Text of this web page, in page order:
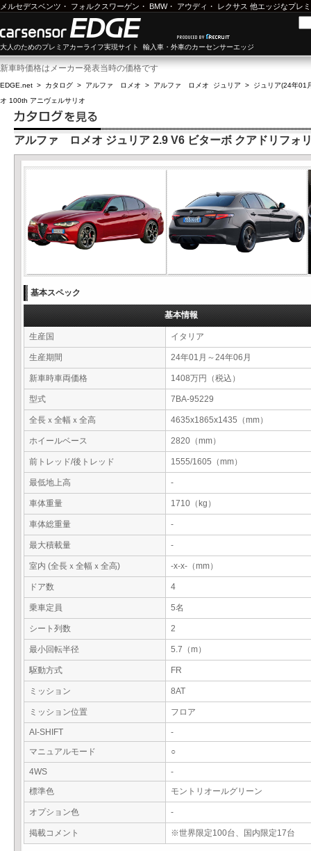
メルセデスベンツ ・ フォルクスワーゲン ・ BMW・ アウディ ・ レクサス 他エッジなプレ
大人のためのプレミアカーライフ実現サイト 輸入車・外車のカーセンサーエッジ
新車時価格はメーカー発表当時の価格です
EDGE.net > カタログ > アルファ ロメオ > アルファ ロメオ ジュリア > ジュリア(24年01
オ 100th アニヴェルサリオ
アルファ ロメオ ジュリア 2.9 V6 ビターボ クアドリフォ
基本スペック
基本情報
生産国 イタリア
生産期間 24年01月～24年06月
新車時車両価格 1408万円（税込）
型式 7BA-95229
全長ｘ全幅ｘ全高 4635x1865x1435（mm）
ホイールベース 2820（mm）
前トレッド/後トレッド 1555/1605（mm）
最低地上高 -
車体重量 1710（kg）
車体総重量 -
最大積載量 -
室内 (全長ｘ全幅ｘ全高) -x-x-（mm）
ドア数 4
乗車定員 5名
シート列数 2
最小回転半径 5.7（m）
駆動方式 FR
ミッション 8AT
ミッション位置 フロア
AI-SHIFT
-
マニュアルモード
○
4WS
-
標準色
モントリオールグリーン
オプション色 -
掲載コメント ※世界限定100台、国内限定17台